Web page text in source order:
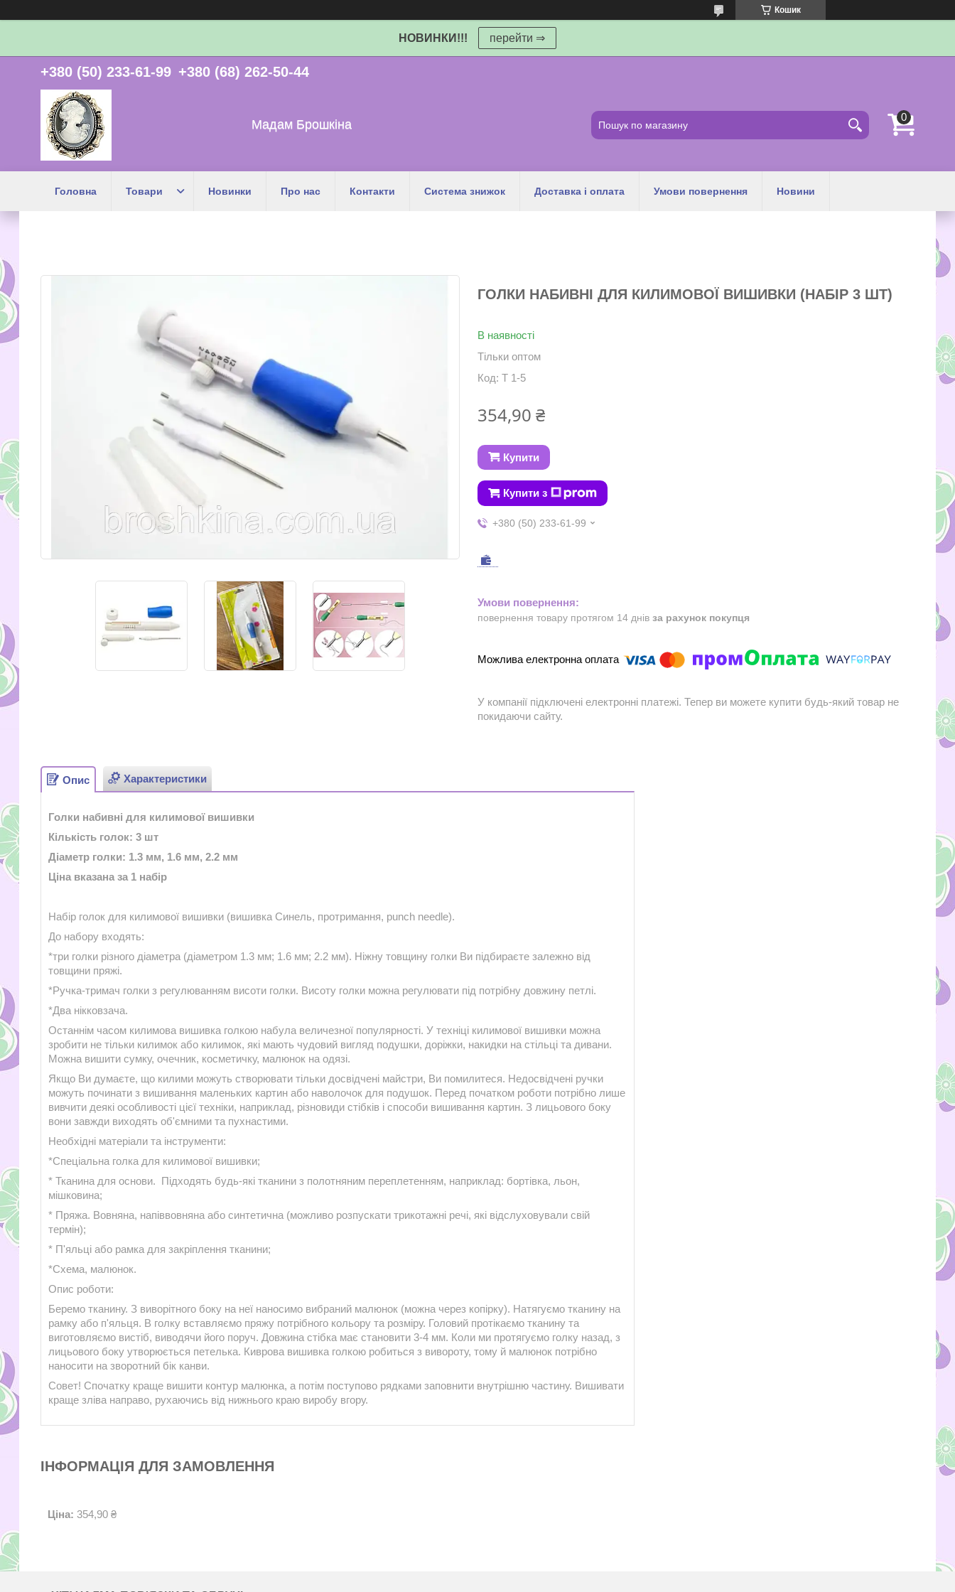
Кошик
НОВИНКИ!!! перейти ⇒
+380 (50) 233-61-99 +380 (68) 262-50-44
Мадам Брошкіна
Головна Товари Новинки Про нас Контакти Система знижок Доставка і оплата Умови повернення Новини
ГОЛКИ НАБИВНІ ДЛЯ КИЛИМОВОЇ ВИШИВКИ (НАБІР 3 ШТ)
В наявності
Тільки оптом
Код: Т 1-5
354,90 ₴
Купити
Купити з
+380 (50) 233-61-99
повернення товару протягом 14 днів за рахунок покупця
У компанії підключені електронні платежі. Тепер ви можете купити будь-який товар не
покидаючи сайту.
Опис Характеристики
Голки набивні для килимової вишивки
Кількість голок: 3 шт
Діаметр голки: 1.3 мм, 1.6 мм, 2.2 мм
Ціна вказана за 1 набір
Набір голок для килимової вишивки (вишивка Синель, протримання, punch needle).
До набору входять:
*три голки різного діаметра (діаметром 1.3 мм; 1.6 мм; 2.2 мм). Ніжну товщину голки Ви підбираєте залежно від
товщини пряжі.
*Ручка-тримач голки з регулюванням висоти голки. Висоту голки можна регулювати під потрібну довжину петлі.
*Два нікковзача.
Останнім часом килимова вишивка голкою набула величезної популярності. У техніці килимової вишивки можна
зробити не тільки килимок або килимок, які мають чудовий вигляд подушки, доріжки, накидки на стільці та дивани.
Можна вишити сумку, очечник, косметичку, малюнок на одязі.
Якщо Ви думаєте, що килими можуть створювати тільки досвідчені майстри, Ви помилитеся. Недосвідчені ручки
можуть починати з вишивання маленьких картин або наволочок для подушок. Перед початком роботи потрібно лише
вивчити деякі особливості цієї техніки, наприклад, різновиди стібків і способи вишивання картин. З лицьового боку
вони завжди виходять об'ємними та пухнастими.
Необхідні матеріали та інструменти:
*Спеціальна голка для килимової вишивки;
* Тканина для основи. Підходять будь-які тканини з полотняним переплетенням, наприклад: бортівка, льон,
мішковина;
* Пряжа. Вовняна, напіввовняна або синтетична (можливо розпускати трикотажні речі, які відслуховували свій
термін);
* П'яльці або рамка для закріплення тканини;
*Схема, малюнок.
Опис роботи:
Беремо тканину. З виворітного боку на неї наносимо вибраний малюнок (можна через копірку). Натягуємо тканину на
рамку або п'яльця. В голку вставляємо пряжу потрібного кольору та розміру. Головий протікаємо тканину та
виготовляємо вистіб, виводячи його поруч. Довжина стібка має становити 3-4 мм. Коли ми протягуємо голку назад, з
лицьового боку утворюється петелька. Киврова вишивка голкою робиться з вивороту, тому й малюнок потрібно
наносити на зворотний бік канви.
Совет! Спочатку краще вишити контур малюнка, а потім поступово рядками заповнити внутрішню частину. Вишивати
краще зліва направо, рухаючись від нижнього краю виробу вгору.
ІНФОРМАЦІЯ ДЛЯ ЗАМОВЛЕННЯ
Ціна: 354,90 ₴